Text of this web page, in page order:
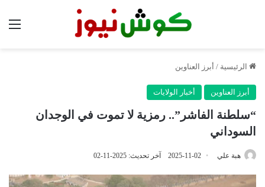
الرئيسية / أبرز العناوين
أبرز العناوين أخبار الولايات
“سلطنة الفاشر”.. رمزية لا تموت في الوجدان
السوداني
هبة علي 2025-11-02 آخر تحديث: 2025-11-02